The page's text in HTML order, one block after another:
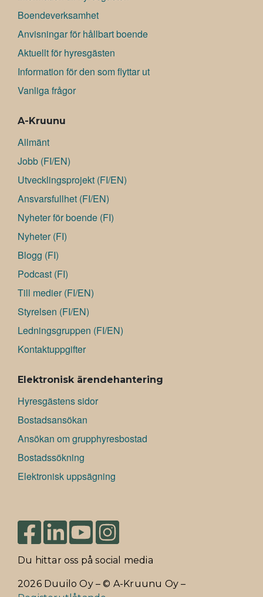
Boendeverksamhet
Anvisningar för hållbart boende
Aktuellt för hyresgästen
Information för den som flyttar ut
Vanliga frågor
A-Kruunu
Allmänt
Jobb (FI/EN)
Utvecklingsprojekt (FI/EN)
Ansvarsfullhet (FI/EN)
Nyheter för boende (FI)
Nyheter (FI)
Blogg (FI)
Podcast (FI)
Till medier (FI/EN)
Styrelsen (FI/EN)
Ledningsgruppen (FI/EN)
Kontaktuppgifter
Elektronisk ärendehantering
Hyresgästens sidor
Bostadsansökan
Ansökan om grupphyresbostad
Bostadssökning
Elektronisk uppsägning
Du hittar oss på social media
2026 Duuilo Oy – © A-Kruunu Oy –